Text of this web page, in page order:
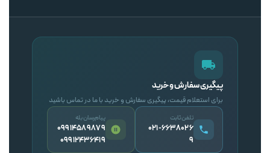
پیگیری سفارش و خرید
برای استعلام قیمت، پیگیری سفارش و خرید با ما در تماس باشید
تلفن ثابت
۰۲۱-۶۶۳۸۰۲۶
۹
پیام‌رسان بله
09914589879
09912436419